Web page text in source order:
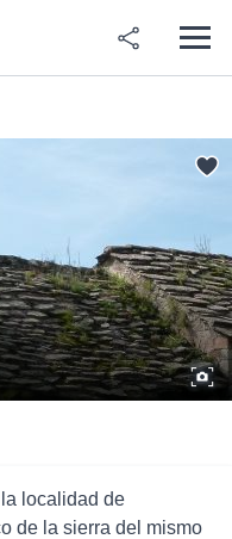
localidad de
de la sierra del mismo